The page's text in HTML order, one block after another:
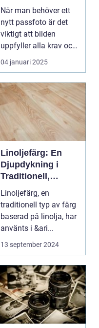
bilder
När man behöver ett
nytt passfoto är det
viktigt att bilden
uppfyller alla krav och
s...
04 januari 2025
Linoljefärg: En
Djupdykning i
Traditionell,
Naturlig och
Hållbar Målarfärg
Linoljefärg, en
traditionell typ av färg
baserad på linolja, har
använts i &ari...
13 september 2024